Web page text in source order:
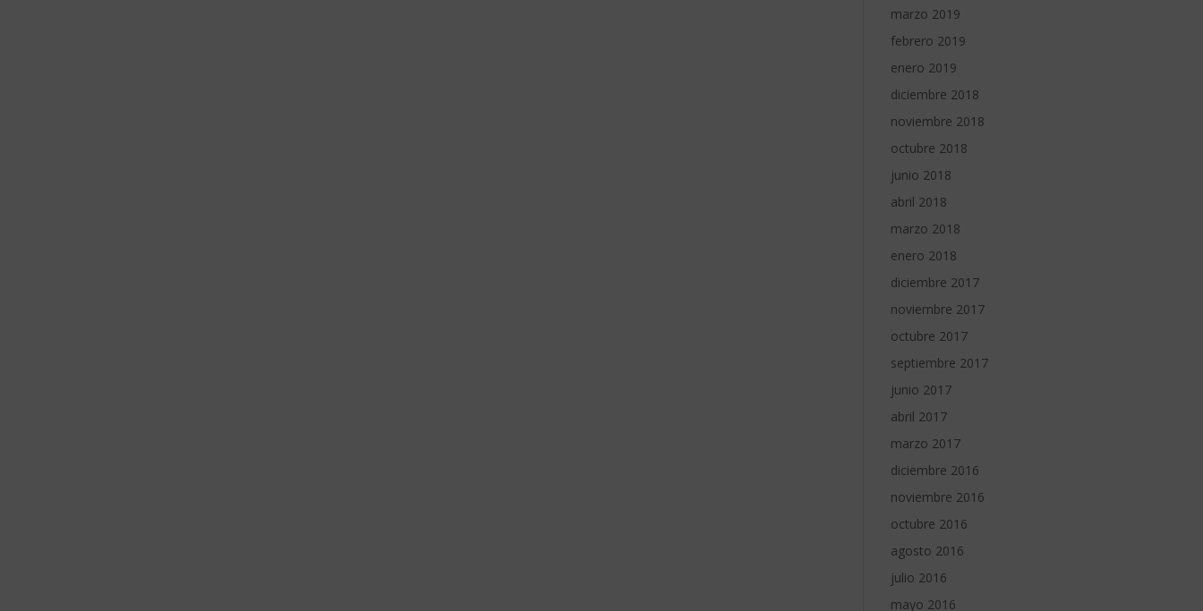
marzo 2019
febrero 2019
enero 2019
diciembre 2018
noviembre 2018
octubre 2018
junio 2018
abril 2018
marzo 2018
enero 2018
diciembre 2017
noviembre 2017
octubre 2017
septiembre 2017
junio 2017
abril 2017
marzo 2017
diciembre 2016
noviembre 2016
octubre 2016
agosto 2016
julio 2016
mayo 2016